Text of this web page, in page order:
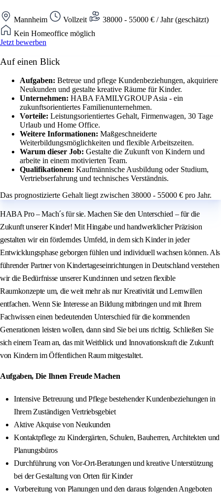
Mannheim Vollzeit
38000 - 55000 € / Jahr (geschätzt)
Kein Homeoffice möglich
Jetzt bewerben
Auf einen Blick
Aufgaben: Betreue und pflege Kundenbeziehungen, akquiriere
Neukunden und gestalte kreative Räume für Kinder.
Unternehmen: HABA FAMILYGROUP Asia - ein
zukunftsorientiertes Familienunternehmen.
Vorteile: Leistungsorientiertes Gehalt, Firmenwagen, 30 Tage
Urlaub und Home Office.
Weitere Informationen: Maßgeschneiderte
Weiterbildungsmöglichkeiten und flexible Arbeitszeiten.
Warum dieser Job: Gestalte die Zukunft von Kindern und
arbeite in einem motivierten Team.
Qualifikationen: Kaufmännische Ausbildung oder Studium,
Vertriebserfahrung und technisches Verständnis.
Das prognostizierte Gehalt liegt zwischen 38000 - 55000 € pro Jahr.
HABA Pro – Mach´s für sie. Machen Sie den Unterschied – für die
Zukunft unserer Kinder! Mit Hingabe und handwerklicher Präzision
gestalten wir ein förderndes Umfeld, in dem sich Kinder in jeder
Entwicklungsphase geborgen fühlen und individuell wachsen können. Als
führender Partner von Kindertageseinrichtungen in Deutschland verstehen
wir die Bedürfnisse unserer Kund:innen und setzen flexible
Raumkonzepte um, die weit mehr als nur Kreativität und Lernwillen
entfachen. Wenn Sie Interesse an Bildung mitbringen und mit Ihrem
Fachwissen einen bedeutenden Unterschied für die kommenden
Generationen leisten wollen, dann sind Sie bei uns richtig. Schließen Sie
sich einem Team an, das mit Weitblick und Innovationskraft die Zukunft
von Kindern im Öffentlichen Raum mitgestaltet.
Aufgaben, Die Ihnen Freude Machen
Intensive Betreuung und Pflege bestehender Kundenbeziehungen in
Ihrem Zuständigen Vertriebsgebiet
Aktive Akquise von Neukunden
Kontaktpflege zu Kindergärten, Schulen, Bauherren, Architekten und
Planungsbüros
Durchführung von Vor-Ort-Beratungen und kreative Unterstützung
bei der Gestaltung von Orten für Kinder
Vorbereitung von Planungen und den daraus folgenden Angeboten